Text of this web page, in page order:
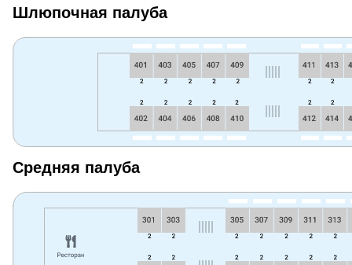
Шлюпочная палуба
Средняя палуба